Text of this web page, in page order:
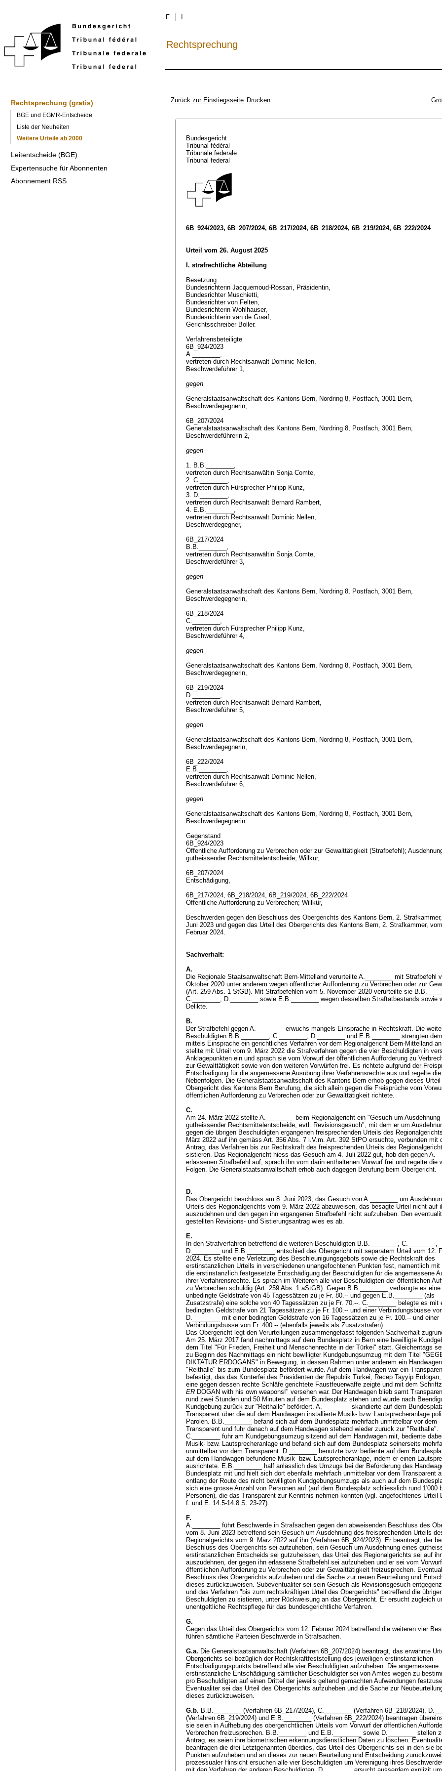
F
Rechtsprechung
Rechtsprechung (gratis)
BGE und EGMR-Entscheide
Liste der Neuheiten
Weitere Urteile ab 2000
Leitentscheide (BGE)
Expertensuche für Abonnenten
Abonnement RSS
Zurück zur Einstiegsseite Drucken
Bundesgericht
Tribunal fédéral
Tribunale federale
Tribunal federal
6B_924/2023, 6B_207/2024, 6B_217/2024, 6B_218/2024, 6B_219/2024, 6B_222/2024
Urteil vom 26. August 2025
I. strafrechtliche Abteilung
Besetzung
Bundesrichterin Jacquemoud-Rossari, Präsidentin,
Bundesrichter Muschietti,
Bundesrichter von Felten,
Bundesrichterin Wohlhauser,
Bundesrichterin van de Graaf,
Gerichtsschreiber Boller.
Verfahrensbeteiligte
6B_924/2023
A.________,
vertreten durch Rechtsanwalt Dominic Nellen,
Beschwerdeführer 1,
gegen
Generalstaatsanwaltschaft des Kantons Bern, Nordring 8, Postfach, 3001 Bern,
Beschwerdegegnerin,
6B_207/2024
Generalstaatsanwaltschaft des Kantons Bern, Nordring 8, Postfach, 3001 Bern,
Beschwerdeführerin 2,
gegen
1. B.B.________,
vertreten durch Rechtsanwältin Sonja Comte,
2. C.________,
vertreten durch Fürsprecher Philipp Kunz,
3. D.________,
vertreten durch Rechtsanwalt Bernard Rambert,
4. E.B.________,
vertreten durch Rechtsanwalt Dominic Nellen,
Beschwerdegegner,
6B_217/2024
B.B.________,
vertreten durch Rechtsanwältin Sonja Comte,
Beschwerdeführer 3,
gegen
Generalstaatsanwaltschaft des Kantons Bern, Nordring 8, Postfach, 3001 Bern,
Beschwerdegegnerin,
6B_218/2024
C.________,
vertreten durch Fürsprecher Philipp Kunz,
Beschwerdeführer 4,
gegen
Generalstaatsanwaltschaft des Kantons Bern, Nordring 8, Postfach, 3001 Bern,
Beschwerdegegnerin,
6B_219/2024
D.________,
vertreten durch Rechtsanwalt Bernard Rambert,
Beschwerdeführer 5,
gegen
Generalstaatsanwaltschaft des Kantons Bern, Nordring 8, Postfach, 3001 Bern,
Beschwerdegegnerin,
6B_222/2024
E.B.________,
vertreten durch Rechtsanwalt Dominic Nellen,
Beschwerdeführer 6,
gegen
Generalstaatsanwaltschaft des Kantons Bern, Nordring 8, Postfach, 3001 Bern,
Beschwerdegegnerin.
Gegenstand
6B_924/2023
Öffentliche Aufforderung zu Verbrechen oder zur Gewalttätigkeit (Strafbefehl);
gutheissender Rechtsmittelentscheide; Willkür,
6B_207/2024
Entschädigung,
6B_217/2024, 6B_218/2024, 6B_219/2024, 6B_222/2024
Öffentliche Aufforderung zu Verbrechen; Willkür,
Beschwerden gegen den Beschluss des Obergerichts des Kantons Bern, 2.
Juni 2023 und gegen das Urteil des Obergerichts des Kantons Bern, 2. Strafkammer,
Februar 2024.
Sachverhalt:
A.
Die Regionale Staatsanwaltschaft Bern-Mittelland verurteilte A.________ mit Strafbefehl
Oktober 2020 unter anderem wegen öffentlicher Aufforderung zu Verbrechen oder zur
(Art. 259 Abs. 1 StGB). Mit Strafbefehlen vom 5. November 2020 verurteilte sie
C.________, D.________ sowie E.B.________ wegen desselben Straftatbestands sowie
Delikte.
B.
Der Strafbefehl gegen A.________ erwuchs mangels Einsprache in Rechtskraft. Die
Beschuldigten B.B.________, C.________, D.________ und E.B.________ strengten
mittels Einsprache ein gerichtliches Verfahren vor dem Regionalgericht Bern-Mittelland
stellte mit Urteil vom 9. März 2022 die Strafverfahren gegen die vier Beschuldigten in
Anklagepunkten ein und sprach sie vom Vorwurf der öffentlichen Aufforderung zu
zur Gewalttätigkeit sowie von den weiteren Vorwürfen frei. Es richtete aufgrund der
Entschädigung für die angemessene Ausübung ihrer Verfahrensrechte aus und regelte
Nebenfolgen. Die Generalstaatsanwaltschaft des Kantons Bern erhob gegen dieses
Obergericht des Kantons Bern Berufung, die sich allein gegen die Freisprüche vom
öffentlichen Aufforderung zu Verbrechen oder zur Gewalttätigkeit richtete.
C.
Am 24. März 2022 stellte A.________ beim Regionalgericht ein "Gesuch um Ausdehnung
gutheissender Rechtsmittelentscheide, evtl. Revisionsgesuch", mit dem er um
gegen die übrigen Beschuldigten ergangenen freisprechenden Urteils des
März 2022 auf ihn gemäss Art. 356 Abs. 7 i.V.m. Art. 392 StPO ersuchte, verbunden mit
Antrag, das Verfahren bis zur Rechtskraft des freisprechenden Urteils des
sistieren. Das Regionalgericht hiess das Gesuch am 4. Juli 2022 gut, hob den gegen
erlassenen Strafbefehl auf, sprach ihn vom darin enthaltenen Vorwurf frei und regelte die
Folgen. Die Generalstaatsanwaltschaft erhob auch dagegen Berufung beim Obergericht.
D.
Das Obergericht beschloss am 8. Juni 2023, das Gesuch von A.________ um
Urteils des Regionalgerichts vom 9. März 2022 abzuweisen, das besagte Urteil nicht auf
auszudehnen und den gegen ihn ergangenen Strafbefehl nicht aufzuheben. Den
gestellten Revisions- und Sistierungsantrag wies es ab.
E.
In den Strafverfahren betreffend die weiteren Beschuldigten B.B.________, C.________,
D.________ und E.B.________ entschied das Obergericht mit separatem Urteil vom 12.
2024. Es stellte eine Verletzung des Beschleunigungsgebots sowie die Rechtskraft des
erstinstanzlichen Urteils in verschiedenen unangefochtenen Punkten fest, namentlich mit
die erstinstanzlich festgesetzte Entschädigung der Beschuldigten für die angemessene
ihrer Verfahrensrechte. Es sprach im Weiteren alle vier Beschuldigten der öffentlichen
zu Verbrechen schuldig (Art. 259 Abs. 1 aStGB). Gegen B.B.________ verhängte es eine
unbedingte Geldstrafe von 45 Tagessätzen zu je Fr. 80.-- und gegen E.B.________ (als
Zusatzstrafe) eine solche von 40 Tagessätzen zu je Fr. 70.--. C.________ belegte es mit
bedingten Geldstrafe von 21 Tagessätzen zu je Fr. 100.-- und einer Verbindungsbusse
D.________ mit einer bedingten Geldstrafe von 16 Tagessätzen zu je Fr. 100.-- und einer
Verbindungsbusse von Fr. 400.-- (ebenfalls jeweils als Zusatzstrafen).
Das Obergericht legt den Verurteilungen zusammengefasst folgenden Sachverhalt
Am 25. März 2017 fand nachmittags auf dem Bundesplatz in Bern eine bewilligte
dem Titel "Für Frieden, Freiheit und Menschenrechte in der Türkei" statt. Gleichentags
zu Beginn des Nachmittags ein nicht bewilligter Kundgebungsumzug mit dem Titel
DIKTATUR ERDOGANS" in Bewegung, in dessen Rahmen unter anderem ein
"Reithalle" bis zum Bundesplatz befördert wurde. Auf dem Handwagen war ein
befestigt, das das Konterfei des Präsidenten der Republik Türkei, Recep Tayyip
eine gegen dessen rechte Schläfe gerichtete Faustfeuerwaffe zeigte und mit dem
ER DOGAN with his own weapons!" versehen war. Der Handwagen blieb samt
rund zwei Stunden und 50 Minuten auf dem Bundesplatz stehen und wurde nach
Kundgebung zurück zur "Reithalle" befördert. A.________ skandierte auf dem
Transparent über die auf dem Handwagen installierte Musik- bzw. Lautsprecheranlage
Parolen. B.B.________ befand sich auf dem Bundesplatz mehrfach unmittelbar vor dem
Transparent und fuhr danach auf dem Handwagen stehend wieder zurück zur "Reithalle".
C.________ fuhr am Kundgebungsumzug sitzend auf dem Handwagen mit, bediente
Musik- bzw. Lautsprecheranlage und befand sich auf dem Bundesplatz seinerseits
unmittelbar vor dem Transparent. D.________ benutzte bzw. bediente auf dem
auf dem Handwagen befundene Musik- bzw. Lautsprecheranlage, indem er einen
ausrichtete. E.B.________ half anlässlich des Umzugs bei der Beförderung des
Bundesplatz mit und hielt sich dort ebenfalls mehrfach unmittelbar vor dem Transparent
entlang der Route des nicht bewilligten Kundgebungsumzugs als auch auf dem
sich eine grosse Anzahl von Personen auf (auf dem Bundesplatz schliesslich rund 1'000
Personen), die das Transparent zur Kenntnis nehmen konnten (vgl. angefochtenes Urteil
f. und E. 14.5-14.8 S. 23-27).
F.
A.________ führt Beschwerde in Strafsachen gegen den abweisenden Beschluss des
vom 8. Juni 2023 betreffend sein Gesuch um Ausdehnung des freisprechenden Urteils
Regionalgerichts vom 9. März 2022 auf ihn (Verfahren 6B_924/2023). Er beantragt, der
Beschluss des Obergerichts sei aufzuheben, sein Gesuch um Ausdehnung eines
erstinstanzlichen Entscheids sei gutzuheissen, das Urteil des Regionalgerichts sei auf
auszudehnen, der gegen ihn erlassene Strafbefehl sei aufzuheben und er sei vom
öffentlichen Aufforderung zu Verbrechen oder zur Gewalttätigkeit freizusprechen.
Beschluss des Obergerichts aufzuheben und die Sache zur neuen Beurteilung und
dieses zurückzuweisen. Subeventualiter sei sein Gesuch als Revisionsgesuch
und das Verfahren "bis zum rechtskräftigen Urteil des Obergerichts" betreffend die
Beschuldigten zu sistieren, unter Rückweisung an das Obergericht. Er ersucht zugleich
unentgeltliche Rechtspflege für das bundesgerichtliche Verfahren.
G.
Gegen das Urteil des Obergerichts vom 12. Februar 2024 betreffend die weiteren vier
führen sämtliche Parteien Beschwerde in Strafsachen.
G.a. Die Generalstaatsanwaltschaft (Verfahren 6B_207/2024) beantragt, das erwähnte
Obergerichts sei bezüglich der Rechtskraftfeststellung des jeweiligen erstinstanzlichen
Entschädigungspunkts betreffend alle vier Beschuldigten aufzuheben. Die angemessene
erstinstanzliche Entschädigung sämtlicher Beschuldigter sei von Amtes wegen zu
pro Beschuldigten auf einen Drittel der jeweils geltend gemachten Aufwendungen
Eventualiter sei das Urteil des Obergerichts aufzuheben und die Sache zur
dieses zurückzuweisen.
G.b. B.B.________ (Verfahren 6B_217/2024), C.________ (Verfahren 6B_218/2024),
(Verfahren 6B_219/2024) und E.B.________ (Verfahren 6B_222/2024) beantragen
sie seien in Aufhebung des obergerichtlichen Urteils vom Vorwurf der öffentlichen
Verbrechen freizusprechen. B.B.________ und E.B.________ sowie D.________ stellen
Antrag, es seien ihre biometrischen erkennungsdienstlichen Daten zu löschen.
beantragen die drei Letztgenannten überdies, das Urteil des Obergerichts sei in den sie
Punkten aufzuheben und an dieses zur neuen Beurteilung und Entscheidung
prozessualer Hinsicht ersuchen alle vier Beschuldigten um Vereinigung ihres